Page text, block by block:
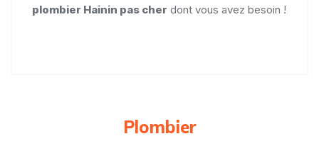
plombier Hainin pas cher dont vous avez besoin !
Plombier